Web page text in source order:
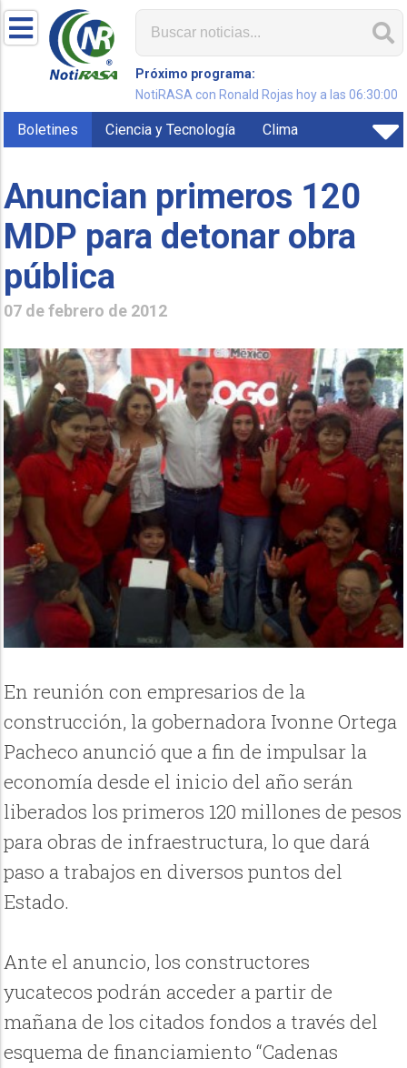
Próximo programa:
NotiRASA con Ronald Rojas hoy a las 06:30:00
Boletines Ciencia y Tecnología Clima
Anuncian primeros 120
MDP para detonar obra
pública
07 de febrero de 2012
En reunión con empresarios de la
construcción, la gobernadora Ivonne Ortega
Pacheco anunció que a fin de impulsar la
economía desde el inicio del año serán
liberados los primeros 120 millones de pesos
para obras de infraestructura, lo que dará
paso a trabajos en diversos puntos del
Estado.
Ante el anuncio, los constructores
yucatecos podrán acceder a partir de
mañana de los citados fondos a través del
esquema de financiamiento “Cadenas